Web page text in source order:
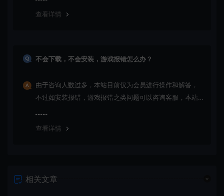
查看详情
不会下载，不会安装，游戏报错怎么办？
由于咨询人数过多，本站目前仅为会员进行操作和解答，
不过如安装报错，游戏报错之类问题可以咨询客服，本站
查看详情
相关文章